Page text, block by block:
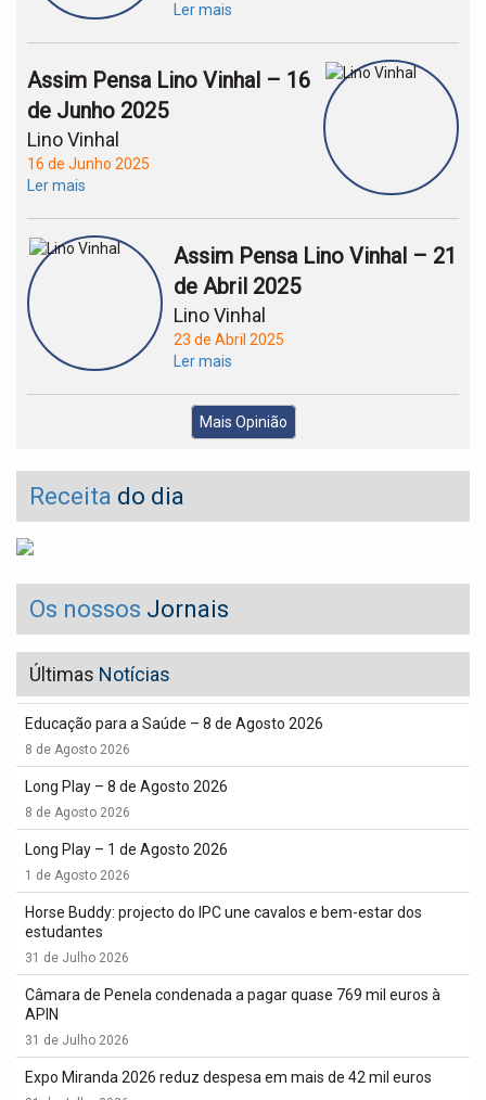
Ler mais
Assim Pensa Lino Vinhal – 16
de Junho 2025
Lino Vinhal
16 de Junho 2025
Ler mais
Assim Pensa Lino Vinhal – 21
de Abril 2025
Lino Vinhal
23 de Abril 2025
Ler mais
Mais Opinião
Receita do dia
Os nossos Jornais
Últimas Notícias
Educação para a Saúde – 8 de Agosto 2026
8 de Agosto 2026
Long Play – 8 de Agosto 2026
8 de Agosto 2026
Long Play – 1 de Agosto 2026
1 de Agosto 2026
Horse Buddy: projecto do IPC une cavalos e bem-estar dos
estudantes
31 de Julho 2026
Câmara de Penela condenada a pagar quase 769 mil euros à
APIN
31 de Julho 2026
Expo Miranda 2026 reduz despesa em mais de 42 mil euros